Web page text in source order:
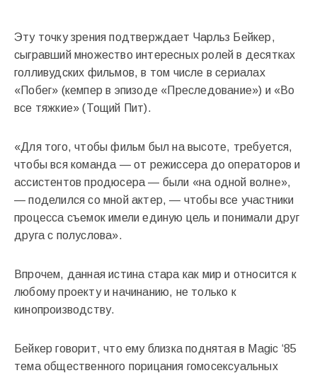
Эту точку зрения подтверждает Чарльз Бейкер,
сыгравший множество интересных ролей в десятках
голливудских фильмов, в том числе в сериалах
«Побег» (кемпер в эпизоде «Преследование») и «Во
все тяжкие» (Тощий Пит).
«Для того, чтобы фильм был на высоте, требуется,
чтобы вся команда — от режиссера до операторов и
ассистентов продюсера — были «на одной волне»,
— поделился со мной актер, — чтобы все участники
процесса съемок имели единую цель и понимали друг
друга с полуслова».
Впрочем, данная истина стара как мир и относится к
любому проекту и начинанию, не только к
кинопроизводству.
Бейкер говорит, что ему близка поднятая в Magic ‘85
тема общественного порицания гомосексуальных